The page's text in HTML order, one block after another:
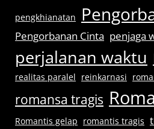
pengkhianatan
Pengorbanan Cinta penjaga
perjalanan waktu
realitas paralel reinkarnasi
romansa tragis
Romantis gelap romantis tragis